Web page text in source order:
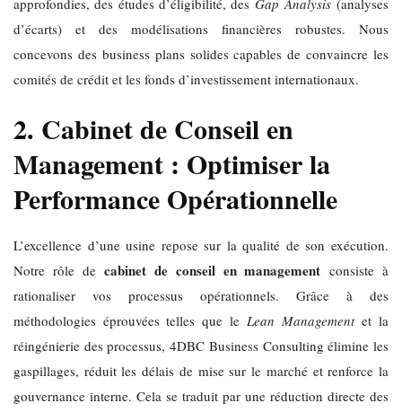
d’écarts) et des modélisations financières robustes. Nous
concevons des business plans solides capables de convaincre les
comités de crédit et les fonds d’investissement internationaux.
2. Cabinet de Conseil en
Management : Optimiser la
Performance Opérationnelle
L’excellence d’une usine repose sur la qualité de son exécution.
Notre rôle decabinet de conseil en management consiste à
rationaliser vos processus opérationnels. Grâce à des
méthodologies éprouvées telles que leLean Managementet la
réingénierie des processus, 4DBC Business Consulting élimine les
gaspillages, réduit les délais de mise sur le marché et renforce la
gouvernance interne. Cela se traduit par une réduction directe des